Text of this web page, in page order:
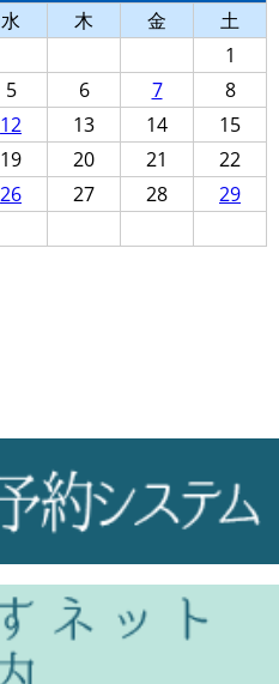
水 木 金
土
1
5 6 7
8
12 13 14
15
19 20 21
22
26 27 28
29